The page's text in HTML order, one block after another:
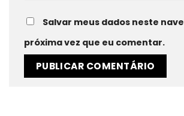
Salvar meus dados neste
próxima vez que eu comentar.